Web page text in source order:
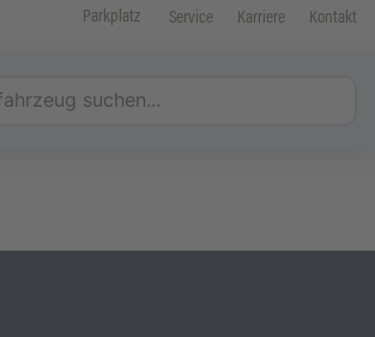
Parkplatz Service Karriere Kontakt